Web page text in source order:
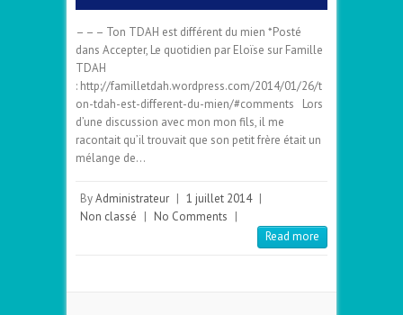
– – – Ton TDAH est différent du mien *Posté
dans Accepter, Le quotidien par Eloïse sur Famille
TDAH
: http://familletdah.wordpress.com/2014/01/26/t
on-tdah-est-different-du-mien/#comments Lors
d’une discussion avec mon mon fils, il me
racontait qu’il trouvait que son petit frère était un
mélange de…
ByAdministrateur | 1 juillet 2014 |
Non classé | No Comments |
Read more